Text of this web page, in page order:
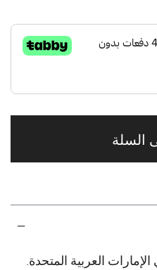
السلة
العربية المتحدة.